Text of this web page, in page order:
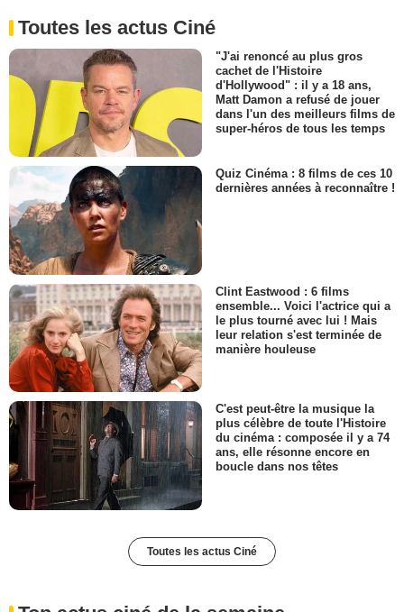
Toutes les actus Ciné
"J'ai renoncé au plus gros
cachet de l'Histoire
d'Hollywood" : il y a 18 ans,
Matt Damon a refusé de jouer
dans l'un des meilleurs films de
super-héros de tous les temps
Quiz Cinéma : 8 films de ces 10
dernières années à reconnaître !
Clint Eastwood : 6 films
ensemble... Voici l'actrice qui a
le plus tourné avec lui ! Mais
leur relation s'est terminée de
manière houleuse
C'est peut-être la musique la
plus célèbre de toute l'Histoire
du cinéma : composée il y a 74
ans, elle résonne encore en
boucle dans nos têtes
Toutes les actus Ciné